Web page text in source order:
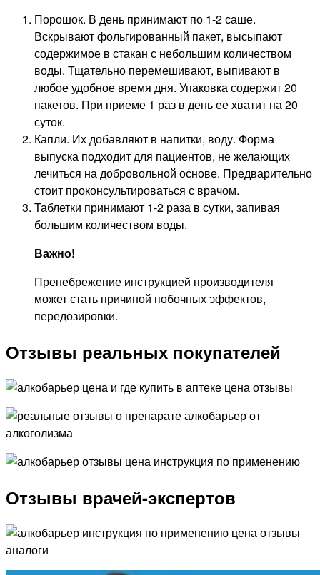
Порошок. В день принимают по 1-2 саше.
Вскрывают фольгированный пакет, высыпают
содержимое в стакан с небольшим количеством
воды. Тщательно перемешивают, выпивают в
любое удобное время дня. Упаковка содержит 20
пакетов. При приеме 1 раз в день ее хватит на 20
суток.
Капли. Их добавляют в напитки, воду. Форма
выпуска подходит для пациентов, не желающих
лечиться на добровольной основе. Предварительно
стоит проконсультироваться с врачом.
Таблетки принимают 1-2 раза в сутки, запивая
большим количеством воды.
Важно!
Пренебрежение инструкцией производителя
может стать причиной побочных эффектов,
передозировки.
Отзывы реальных покупателей
Отзывы врачей-экспертов